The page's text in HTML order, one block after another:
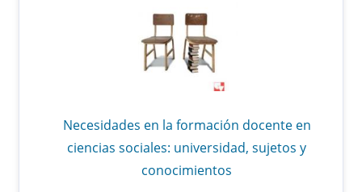
Necesidades en la formación docente en
ciencias sociales: universidad, sujetos y
conocimientos